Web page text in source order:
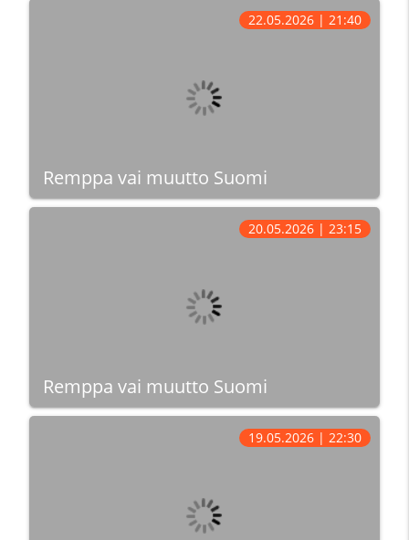
Remppa vai muutto Suomi
22.05.2026 | 21:40
Remppa vai muutto Suomi
20.05.2026 | 23:15
19.05.2026 | 22:30